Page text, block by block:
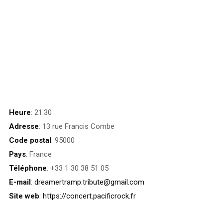
Heure: 21:30
Adresse: 13 rue Francis Combe
Code postal: 95000
Pays: France
Téléphone: +33 1 30 38 51 05
E-mail: dreamertramp.tribute@gmail.com
Site web: https://concert.pacificrock.fr